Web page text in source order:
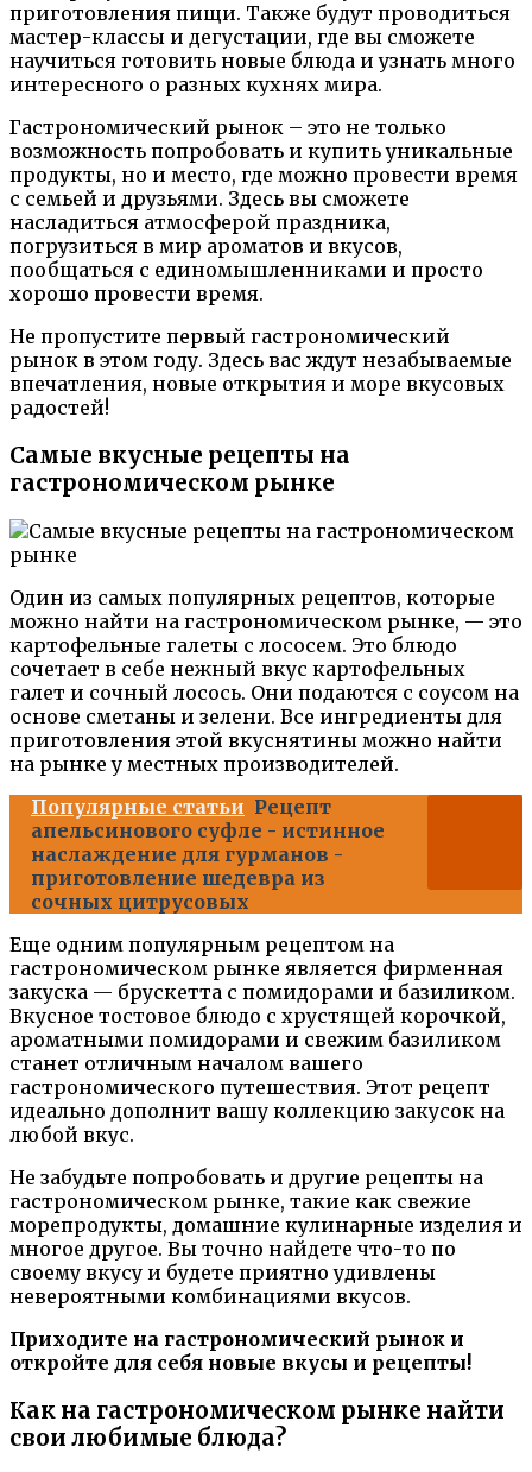
приготовления пищи. Также будут проводиться
мастер-классы и дегустации, где вы сможете
научиться готовить новые блюда и узнать много
интересного о разных кухнях мира.
Гастрономический рынок – это не только
возможность попробовать и купить уникальные
продукты, но и место, где можно провести время
с семьей и друзьями. Здесь вы сможете
насладиться атмосферой праздника,
погрузиться в мир ароматов и вкусов,
пообщаться с единомышленниками и просто
хорошо провести время.
Не пропустите первый гастрономический
рынок в этом году. Здесь вас ждут незабываемые
впечатления, новые открытия и море вкусовых
радостей!
Самые вкусные рецепты на
гастрономическом рынке
Один из самых популярных рецептов, которые
можно найти на гастрономическом рынке, — это
картофельные галеты с лососем. Это блюдо
сочетает в себе нежный вкус картофельных
галет и сочный лосось. Они подаются с соусом на
основе сметаны и зелени. Все ингредиенты для
приготовления этой вкуснятины можно найти
на рынке у местных производителей.
Популярные статьи Рецепт
апельсинового суфле - истинное
наслаждение для гурманов -
приготовление шедевра из
сочных цитрусовых
Еще одним популярным рецептом на
гастрономическом рынке является фирменная
закуска — брускетта с помидорами и базиликом.
Вкусное тостовое блюдо с хрустящей корочкой,
ароматными помидорами и свежим базиликом
станет отличным началом вашего
гастрономического путешествия. Этот рецепт
идеально дополнит вашу коллекцию закусок на
любой вкус.
Не забудьте попробовать и другие рецепты на
гастрономическом рынке, такие как свежие
морепродукты, домашние кулинарные изделия и
многое другое. Вы точно найдете что-то по
своему вкусу и будете приятно удивлены
невероятными комбинациями вкусов.
Приходите на гастрономический рынок и
откройте для себя новые вкусы и рецепты!
Как на гастрономическом рынке найти
свои любимые блюда?